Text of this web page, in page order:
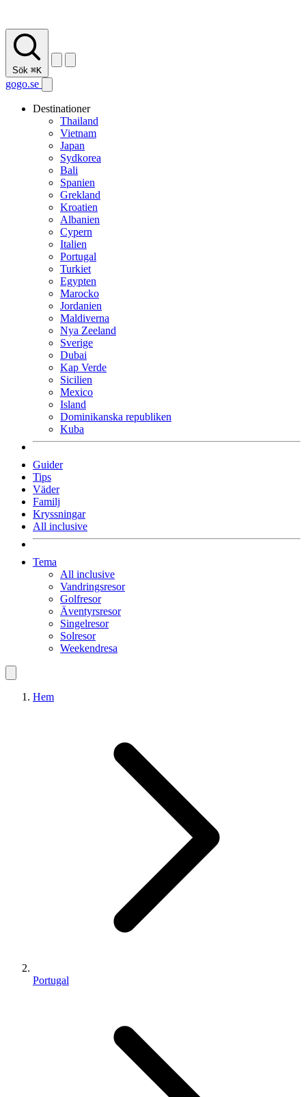
Sök ⌘K
gogo.se
Destinationer
Thailand
Vietnam
Japan
Sydkorea
Bali
Spanien
Grekland
Kroatien
Albanien
Cypern
Italien
Portugal
Turkiet
Egypten
Marocko
Jordanien
Maldiverna
Nya Zeeland
Sverige
Dubai
Kap Verde
Sicilien
Mexico
Island
Dominikanska republiken
Kuba
Guider
Tips
Väder
Familj
Kryssningar
All inclusive
Tema
All inclusive
Vandringsresor
Golfresor
Äventyrsresor
Singelresor
Solresor
Weekendresa
Hem
Portugal